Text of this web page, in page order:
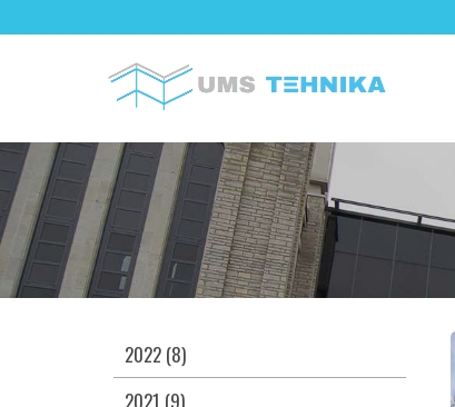
2022 (8)
2021 (9)